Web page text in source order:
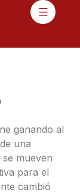
ganando al
una
mueven
para el
cambió